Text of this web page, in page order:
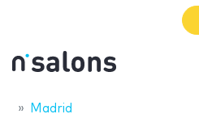
Madrid